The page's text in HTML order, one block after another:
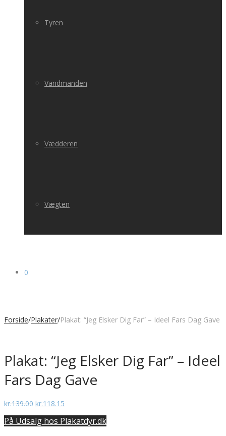
Tyren
Vandmanden
Vædderen
Vægten
0
Forside/Plakater/Plakat: “Jeg Elsker Dig Far” – Ideel Fars Dag Gave
Plakat: “Jeg Elsker Dig Far” – Ideel
Fars Dag Gave
kr.139.00 Den
pris
kr.118.15
pris
På Udsalg hos Plakatdyr.dk